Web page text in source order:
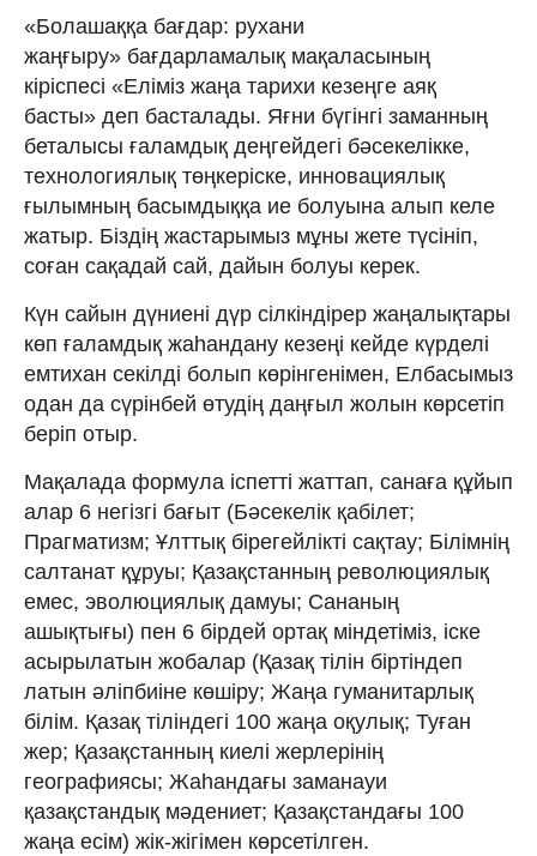
«Болашаққа бағдар: рухани
жаңғыру» бағдарламалық мақаласының
кіріспесі «Еліміз жаңа тарихи кезеңге аяқ
басты» деп басталады. Яғни бүгінгі заманның
беталысы ғаламдық деңгейдегі бәсекелікке,
технологиялық төңкеріске, инновациялық
ғылымның басымдыққа ие болуына алып келе
жатыр. Біздің жастарымыз мұны жете түсініп,
соған сақадай сай, дайын болуы керек.
Күн сайын дүниені дүр сілкіндірер жаңалықтары
көп ғаламдық жаһандану кезеңі кейде күрделі
емтихан секілді болып көрінгенімен, Елбасымыз
одан да сүрінбей өтудің даңғыл жолын көрсетіп
беріп отыр.
Мақалада формула іспетті жаттап, санаға құйып
алар 6 негізгі бағыт (Бәсекелік қабілет;
Прагматизм; Ұлттық бірегейлікті сақтау; Білімнің
салтанат құруы; Қазақстанның революциялық
емес, эволюциялық дамуы; Сананың
ашықтығы) пен 6 бірдей ортақ міндетіміз, іске
асырылатын жобалар (Қазақ тілін біртіндеп
латын әліпбиіне көшіру; Жаңа гуманитарлық
білім. Қазақ тіліндегі 100 жаңа оқулық; Туған
жер; Қазақстанның киелі жерлерінің
географиясы; Жаһандағы заманауи
қазақстандық мәдениет; Қазақстандағы 100
жаңа есім) жік-жігімен көрсетілген.